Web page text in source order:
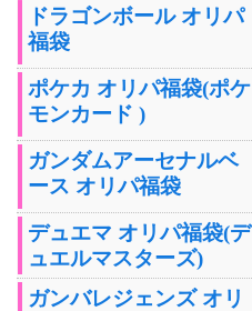
ドラゴンボール オリパ
福袋
ポケカ オリパ福袋(ポケ
モンカード )
ガンダムアーセナルベ
ース オリパ福袋
デュエマ オリパ福袋(デ
ュエルマスターズ)
ガンバレジェンズ オリ